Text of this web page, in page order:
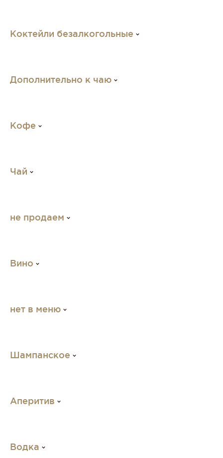
Коктейли безалкогольные
Дополнительно к чаю
Кофе
Чай
не продаем
Вино
нет в меню
Шампанское
Аперитив
Водка